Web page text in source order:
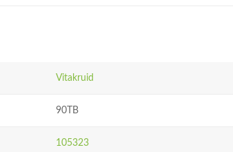
Vitakruid
90TB
105323